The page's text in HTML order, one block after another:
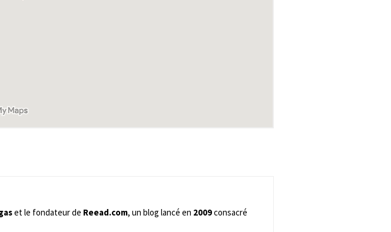
et le fondateur de Reead.com, un blog lancé en 2009consacré